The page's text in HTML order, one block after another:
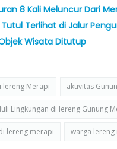
8 Kali Meluncur Dari
Terlihat di Jalur
Wisata Ditutup
lereng Merapi aktivitas
Lingkungan di lereng Gunung
lereng merapi warga